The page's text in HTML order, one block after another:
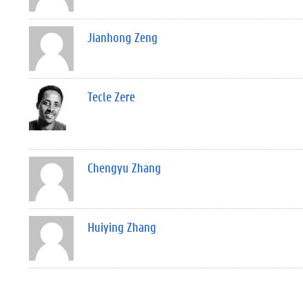
Jianhong Zeng
Tecle Zere
Chengyu Zhang
Huiying Zhang